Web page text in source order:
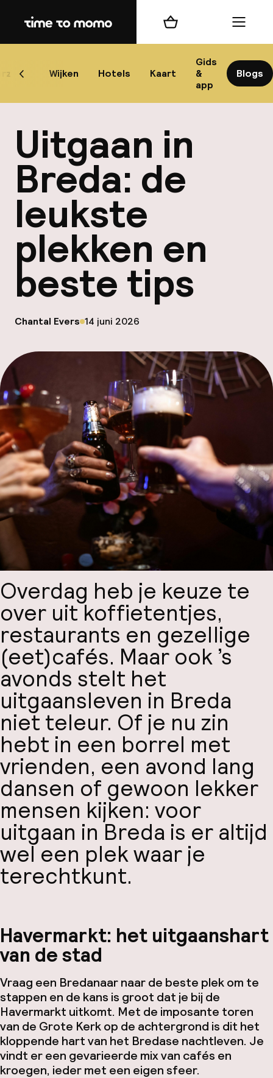
Home
Wijken Hotels Kaart
Gids
&
app
Blogs
Scroll naar links
Winkelmand Menu
Uitgaan in
Breda: de
leukste
plekken en
beste tips
Gepubliceerd door
Chantal Evers op
14 juni 2026
Overdag heb je keuze te
over uit koffietentjes,
restaurants en gezellige
(eet)cafés. Maar ook ’s
avonds stelt het
uitgaansleven in Breda
niet teleur. Of je nu zin
hebt in een borrel met
vrienden, een avond lang
dansen of gewoon lekker
mensen kijken: voor
uitgaan in Breda is er altijd
wel een plek waar je
terechtkunt.
Havermarkt: het uitgaanshart
van de stad
Vraag een Bredanaar naar de beste plek om te
stappen en de kans is groot dat je bij de
Havermarkt uitkomt. Met de imposante toren
van de Grote Kerk op de achtergrond is dit het
kloppende hart van het Bredase nachtleven. Je
vindt er een gevarieerde mix van cafés en
kroegen, ieder met een eigen sfeer.